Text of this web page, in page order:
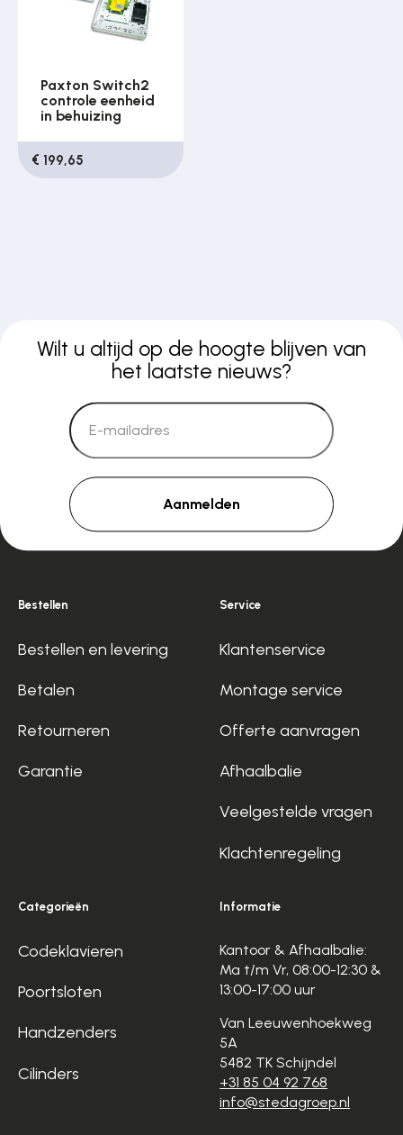
Paxton Switch2
controle eenheid
in behuizing
€ 199,65
Wilt u altijd op de hoogte blijven van
het laatste nieuws?
Aanmelden
Bestellen
Bestellen en levering
Betalen
Retourneren
Garantie
Service
Klantenservice
Montage service
Offerte aanvragen
Afhaalbalie
Veelgestelde vragen
Klachtenregeling
Categorieën
Codeklavieren
Poortsloten
Handzenders
Cilinders
Informatie
Kantoor & Afhaalbalie:
Ma t/m Vr, 08:00-12:30 &
13:00-17:00 uur
Van Leeuwenhoekweg
5A
5482 TK Schijndel
+31 85 04 92 768
info@stedagroep.nl